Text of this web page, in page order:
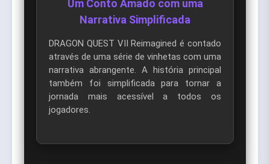
Um Conto Amado com uma
Narrativa Simplificada
DRAGON QUEST VII Reimagined é contado
através de uma série de vinhetas com uma
narrativa abrangente. A história principal
também foi simplificada para tornar a
jornada mais acessível a todos os
jogadores.